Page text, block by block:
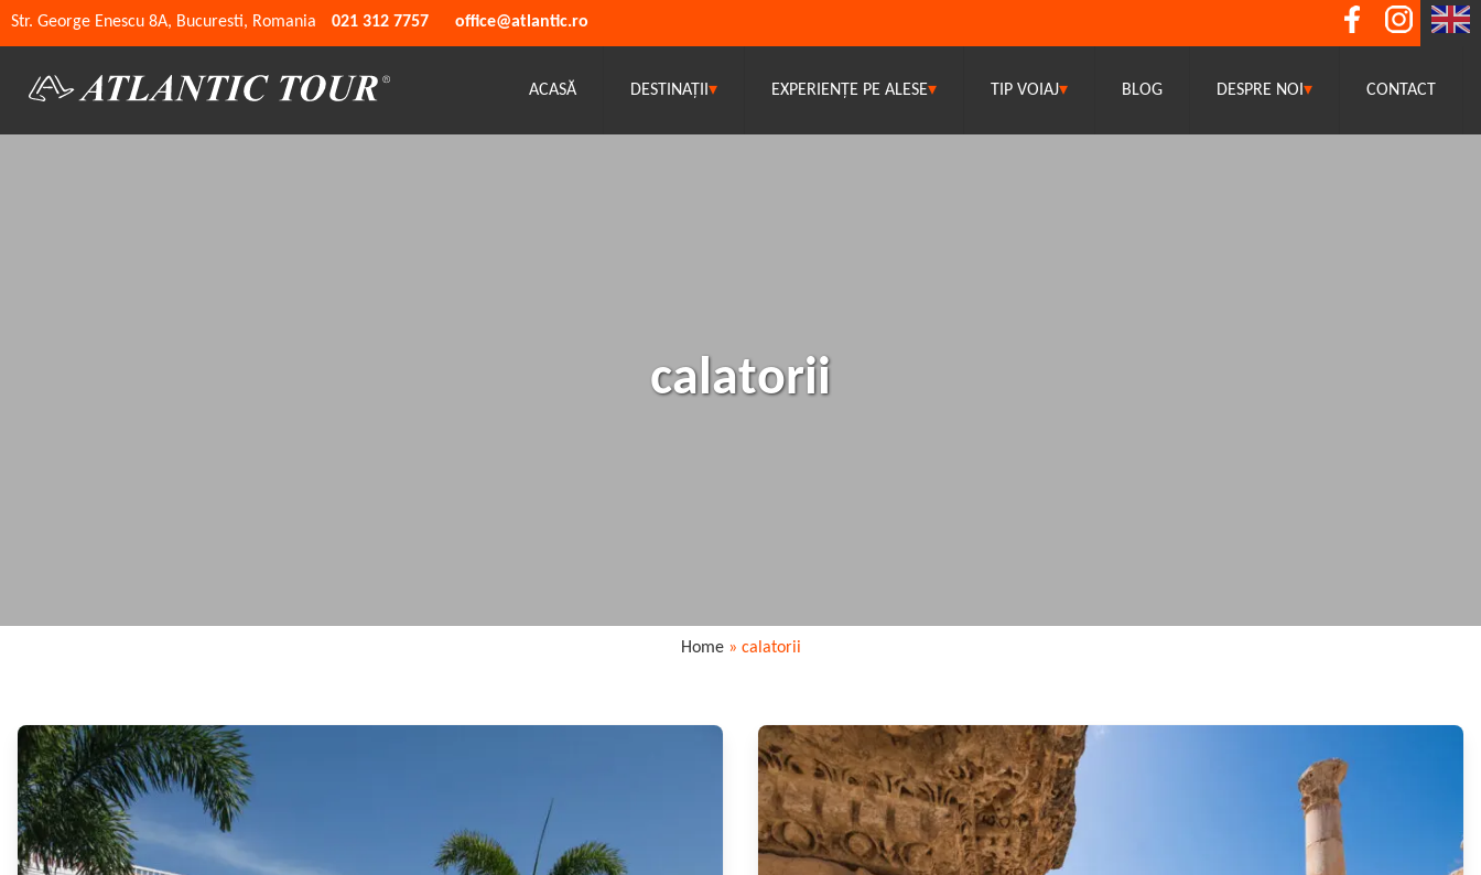
ACASĂ DESTINAȚII ▾ EXPERIENȚE PE ALESE▾ TIP VOIAJ▾ BLOG DESPRE NOI ▾ CONTACT
calatorii
Home» calatorii
Str. George Enescu 8A, Bucuresti, Romania 021 312 7757 office@atlantic.ro